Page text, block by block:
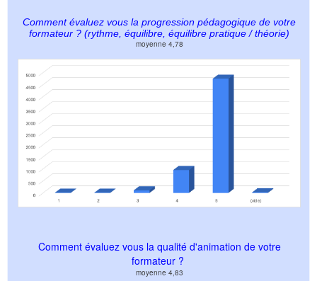
Comment évaluez vous la progression pédagogique de votre
formateur ? (rythme, équilibre, équilibre pratique / théorie)
moyenne 4,78
Comment évaluez vous la qualité d'animation de votre
formateur ?
moyenne 4,83